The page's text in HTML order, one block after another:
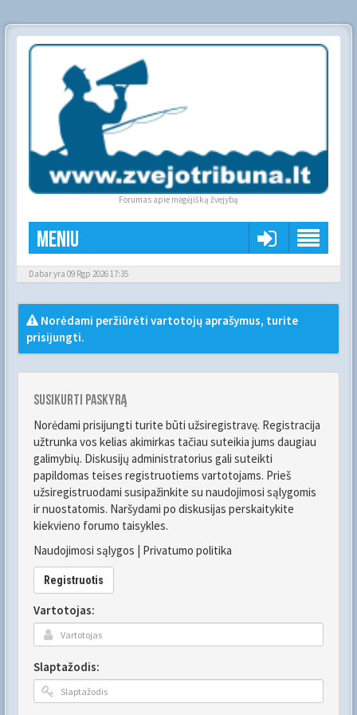
Forumas apie mėgėjišką žvejybą
Meniu
Dabar yra 09 Rgp 2026 17:35
Norėdami peržiūrėti vartotojų aprašymus, turite
prisijungti.
Susikurti paskyrą
Norėdami prisijungti turite būti užsiregistravę. Registracija
užtrunka vos kelias akimirkas tačiau suteikia jums daugiau
galimybių. Diskusijų administratorius gali suteikti
papildomas teises registruotiems vartotojams. Prieš
užsiregistruodami susipažinkite su naudojimosi sąlygomis
ir nuostatomis. Naršydami po diskusijas perskaitykite
kiekvieno forumo taisykles.
Naudojimosi sąlygos | Privatumo politika
Registruotis
Vartotojas:
Slaptažodis: